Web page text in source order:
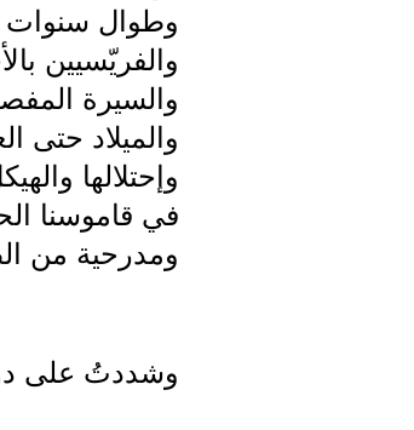
وطوال سنوات
والفريّسيين
والسيرة
والميلاد حتى
وإحتلالها
في قاموسنا
ومدرحية من
وشددتُ على